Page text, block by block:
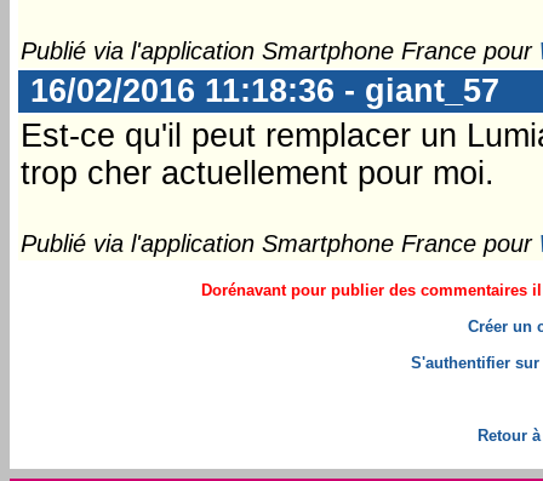
Publié via l'application Smartphone France pour
16/02/2016 11:18:36 - giant_57
Est-ce qu'il peut remplacer un
trop cher actuellement pour moi.
Publié via l'application Smartphone France pour
Dorénavant pour publier des commentaires
Créer un
S'authentifier
Retour